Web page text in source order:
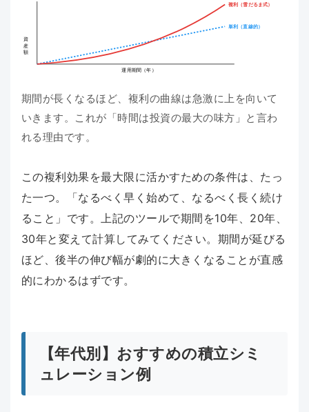
単利（直線的）
複利（雪だるま式）
運用期間（年）
資産額
期間が長くなるほど、複利の曲線は急激に上を向いて
いきます。これが「時間は投資の最大の味方」と言わ
れる理由です。
この複利効果を最大限に活かすための条件は、たっ
た一つ。「なるべく早く始めて、なるべく長く続け
ること」です。上記のツールで期間を10年、20年、
30年と変えて計算してみてください。期間が延びる
ほど、後半の伸び幅が劇的に大きくなることが直感
的にわかるはずです。
【年代別】おすすめの積立シミ
ュレーション例